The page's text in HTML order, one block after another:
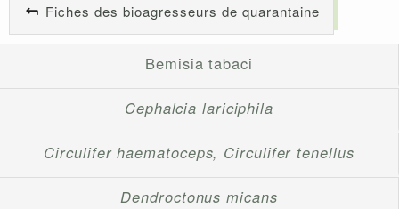
Fiches des bioagresseurs de quarantaine
Bemisia tabaci
Cephalcia lariciphila
Circulifer haematoceps, Circulifer tenellus
Dendroctonus micans